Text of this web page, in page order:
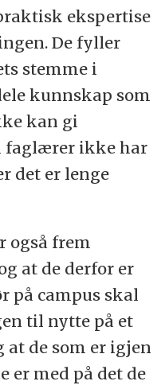
ekspertise
De fyller
stemme i
kunnskap som
kan gi
faglærer ikke har
det er lenge
også frem
at de derfor er
på campus skal
til nytte på et
de som er igjen
er med på det de